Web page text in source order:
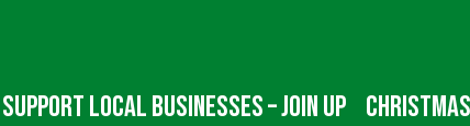
Support Local Businesses – Join up